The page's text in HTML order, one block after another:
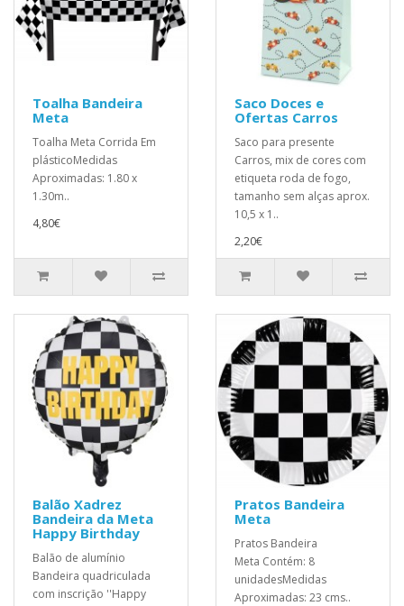
Toalha Bandeira
Meta
Toalha Meta Corrida Em
plásticoMedidas
Aproximadas: 1.80 x
1.30m..
4,80€
Saco Doces e
Ofertas Carros
Saco para presente
Carros, mix de cores com
etiqueta roda de fogo,
tamanho sem alças aprox.
10,5 x 1..
2,20€
Balão Xadrez
Bandeira da Meta
Happy Birthday
Balão de alumínio
Bandeira quadriculada
com inscrição ''Happy
Pratos Bandeira
Meta
Pratos Bandeira
Meta Contém: 8
unidadesMedidas
Aproximadas: 23 cms..